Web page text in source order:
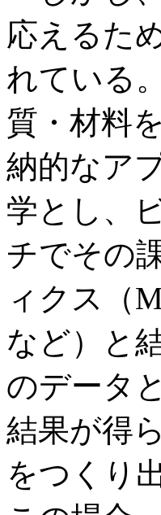
応えるた
れている
質・材料
納的なア
学とし、
チでその
ィクス（
など）と
のデータ
結果が得
をつくり